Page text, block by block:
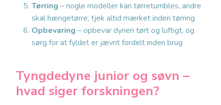
Tørring – nogle modeller kan tørretumbles, andre
skal hængetørre; tjek altid mærket inden tørring
Opbevaring – opbevar dynen tørt og luftigt, og
sørg for at fyldet er jævnt fordelt inden brug
Tyngdedyne junior og søvn –
hvad siger forskningen?